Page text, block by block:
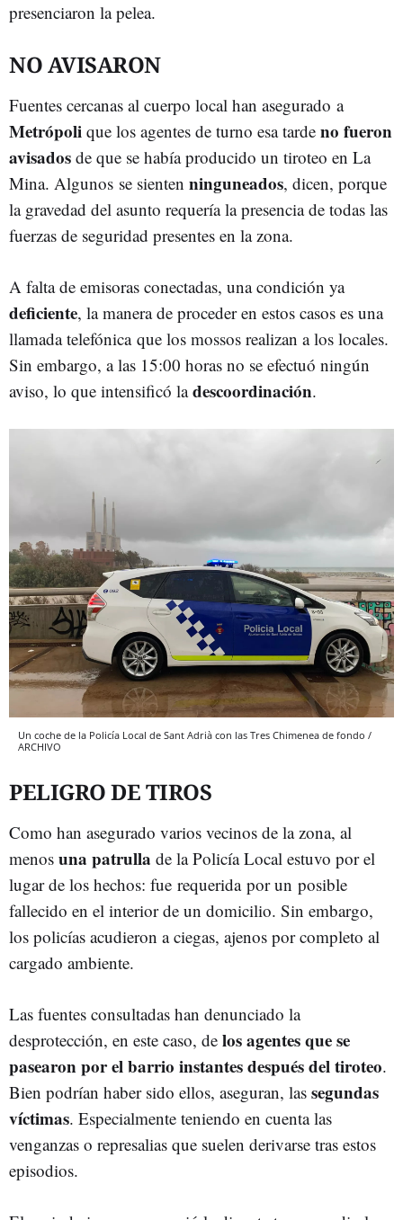
presenciaron la pelea.
NO AVISARON
Fuentes cercanas al cuerpo local han asegurado a
Metrópoli que los agentes de turno esa tarde no fueron
avisados de que se había producido un tiroteo en La
Mina. Algunos se sienten ninguneados, dicen, porque
la gravedad del asunto requería la presencia de todas las
fuerzas de seguridad presentes en la zona.
A falta de emisoras conectadas, una condición ya
deficiente, la manera de proceder en estos casos es una
llamada telefónica que los mossos realizan a los locales.
Sin embargo, a las 15:00 horas no se efectuó ningún
aviso, lo que intensificó ladescoordinación.
Un coche de la Policía Local de Sant Adrià con las Tres Chimenea de fondo /
ARCHIVO
PELIGRO DE TIROS
Como han asegurado varios vecinos de la zona, al
menos una patrulla de la Policía Local estuvo por el
lugar de los hechos: fue requerida por un posible
fallecido en el interior de un domicilio. Sin embargo,
los policías acudieron a ciegas, ajenos por completo al
cargado ambiente.
Las fuentes consultadas han denunciado la
desprotección, en este caso, de los agentes que se
pasearon por el barrio instantes después del tiroteo.
Bien podrían haber sido ellos, aseguran, las segundas
víctimas. Especialmente teniendo en cuenta las
venganzas o represalias que suelen derivarse tras estos
episodios.